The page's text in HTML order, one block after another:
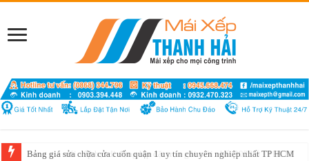
Bảng giá sửa chữa cửa cuốn quận 1 uy tín chuyên nghiệp nhất TP HCM